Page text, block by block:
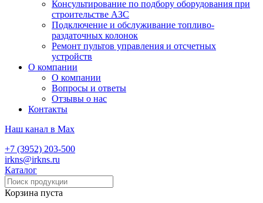
Консультирование по подбору оборудования при
строительстве АЗС
Подключение и обслуживание топливо-
раздаточных колонок
Ремонт пультов управления и отсчетных
устройств
О компании
О компании
Вопросы и ответы
Отзывы о нас
Контакты
Наш канал в Max
+7 (3952) 203-500
irkns@irkns.ru
Каталог
Корзина пуста